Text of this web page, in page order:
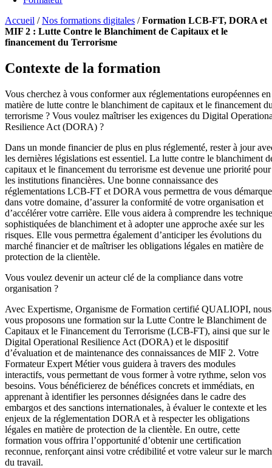
Accueil /Nos formations digitales /Formation LCB-FT, DORA et
MIF 2 : Lutte Contre le Blanchiment de Capitaux et le
financement du Terrorisme
Contexte de la formation
Vous cherchez à vous conformer aux réglementations européennes en
matière de lutte contre le blanchiment de capitaux et le financement
terrorisme ? Vous voulez maîtriser les exigences du Digital
Resilience Act (DORA) ?
Dans un monde financier de plus en plus réglementé, rester à jour
les dernières législations est essentiel. La lutte contre le blanchiment
capitaux et le financement du terrorisme est devenue une priorité pour
les institutions financières. Une bonne connaissance des
réglementations LCB-FT et DORA vous permettra de vous
dans votre domaine, d’assurer la conformité de votre organisation et
d’accélérer votre carrière. Elle vous aidera à comprendre les
sophistiquées de blanchiment et à adopter une approche axée sur les
risques. Elle vous permettra également d’anticiper les évolutions du
marché financier et de maîtriser les obligations légales en matière de
protection de la clientèle.
Vous voulez devenir un acteur clé de la compliance dans votre
organisation ?
Avec Expertisme, Organisme de Formation certifié QUALIOPI, nous
vous proposons une formation sur la Lutte Contre le Blanchiment de
Capitaux et le Financement du Terrorisme (LCB-FT), ainsi que sur le
Digital Operational Resilience Act (DORA) et le dispositif
d’évaluation et de maintenance des connaissances de MIF 2. Votre
Formateur Expert Métier vous guidera à travers des modules
interactifs, vous permettant de vous former à votre rythme, selon vos
besoins. Vous bénéficierez de bénéfices concrets et immédiats, en
apprenant à identifier les personnes désignées dans le cadre des
embargos et des sanctions internationales, à évaluer le contexte et les
enjeux de la réglementation DORA et à respecter les obligations
légales en matière de protection de la clientèle. En outre, cette
formation vous offrira l’opportunité d’obtenir une certification
reconnue, renforçant ainsi votre crédibilité et votre valeur sur le
du travail.